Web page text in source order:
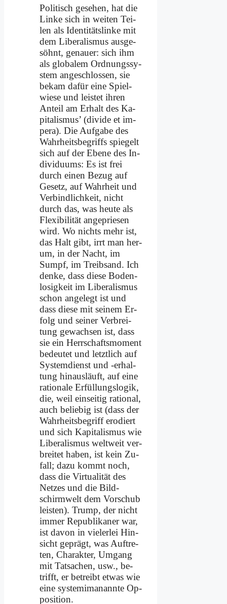
Po­li­tisch ge­se­hen, hat die
Lin­ke sich in wei­ten Tei­
len als Iden­ti­täts­lin­ke mit
dem Li­be­ra­lis­mus aus­ge­
söhnt, ge­nau­er: sich ihm
als glo­ba­lem Ord­nungs­sy­
stem an­ge­schlos­sen, sie
be­kam da­für ei­ne Spiel­
wie­se und lei­stet ih­ren
An­teil am Er­halt des Ka­
pi­ta­lis­mus’ (di­vi­de et im­
pe­ra). Die Auf­ga­be des
Wahr­heits­be­griffs spie­gelt
sich auf der Ebe­ne des In­
di­vi­du­ums: Es ist frei
durch ei­nen Be­zug auf
Ge­setz, auf Wahr­heit und
Ver­bind­lich­keit, nicht
durch das, was heu­te als
Fle­xi­bi­li­tät an­ge­prie­sen
wird. Wo nichts mehr ist,
das Halt gibt, irrt man her­
um, in der Nacht, im
Sumpf, im Treib­sand. Ich
den­ke, dass die­se Bo­den­
lo­sig­keit im Li­be­ra­lis­mus
schon an­ge­legt ist und
dass die­se mit sei­nem Er­
folg und sei­ner Ver­brei­
tung ge­wach­sen ist, dass
sie ein Herr­schafts­mo­ment
be­deu­tet und letzt­lich auf
Sy­stem­dienst und ‑er­hal­
tung hin­aus­läuft, auf ei­ne
ra­tio­na­le Er­fül­lungs­lo­gik,
die, weil ein­sei­tig ra­tio­nal,
auch be­lie­big ist (dass der
Wahr­heits­be­griff ero­diert
und sich Ka­pi­ta­lis­mus wie
Li­be­ra­lis­mus welt­weit ver­
brei­tet ha­ben, ist kein Zu­
fall; da­zu kommt noch,
dass die Vir­tua­li­tät des
Net­zes und die Bild­
schirm­welt dem Vor­schub
lei­sten). Trump, der nicht
im­mer Re­pu­bli­ka­ner war,
ist da­von in vie­ler­lei Hin­
sicht ge­prägt, was Auf­tre­
ten, Cha­rak­ter, Um­gang
mit Tat­sa­chen, usw., be­
trifft, er be­treibt et­was wie
ei­ne sy­stem­ima­n­ann­te Op­
po­si­ti­on.